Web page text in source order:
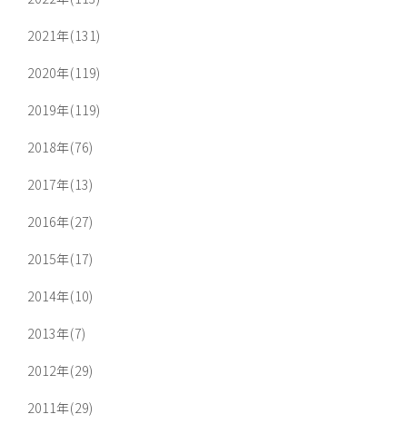
2021年(131)
2020年(119)
2019年(119)
2018年(76)
2017年(13)
2016年(27)
2015年(17)
2014年(10)
2013年(7)
2012年(29)
2011年(29)